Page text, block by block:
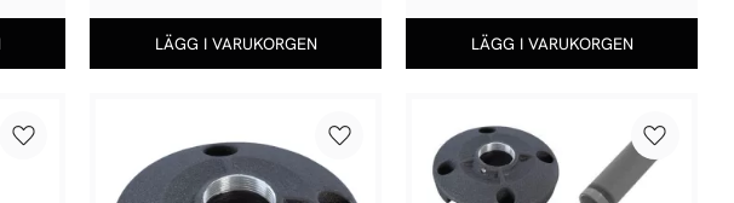
Lägg till i favoriter Lägg till i favoriter Lägg till